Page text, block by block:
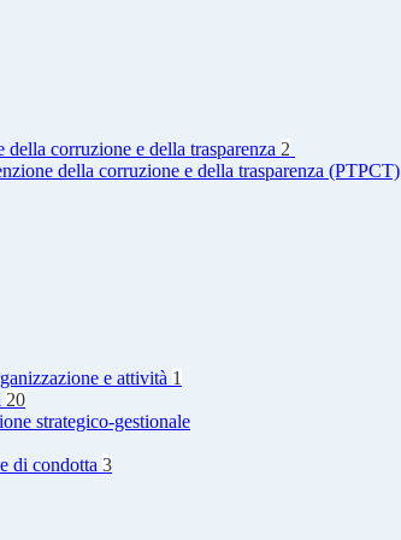
corruzione e della trasparenza 2
della corruzione e della trasparenza (PTPCT)
e attività 1
20
strategico-gestionale
di condotta 3